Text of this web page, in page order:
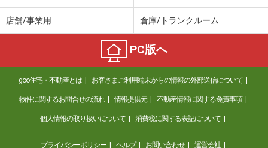
宮崎県宮崎市永楽町
8.70万円
住 所
宮崎県宮崎市永楽町
専有面積 65.92m²
間取り
2LDK
宮崎県宮崎市学園木花台桜１
店舗/事業用 倉庫/トランクルーム
PC版へ
goo住宅・不動産とは お客さまご利用端末からの情報の外部送信について
物件に関するお問合せの流れ 情報提供元 不動産情報に関する免責事項
個人情報の取り扱いについて 消費税に関する表記について
プライバシーポリシー ヘルプ お問い合わせ 運営会社